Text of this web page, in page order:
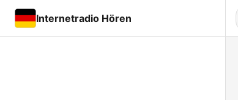
Internetradio Hören